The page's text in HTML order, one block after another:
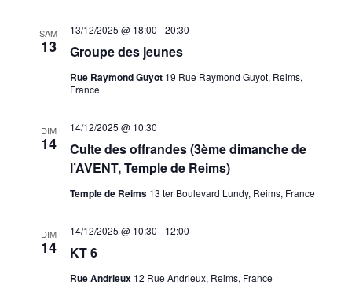
SAM
13 Groupe des jeunes
13/12/2025 @ 18:00 -20:30
Rue Raymond Guyot 19 Rue Raymond Guyot, Reims,
France
DIM
14
Culte des offrandes (3ème dimanche de
l’AVENT, Temple de Reims)
14/12/2025 @ 10:30
Temple de Reims 13 ter Boulevard Lundy, Reims, France
DIM
14 KT 6
14/12/2025 @ 10:30 - 12:00
Rue Andrieux 12 Rue Andrieux, Reims, France